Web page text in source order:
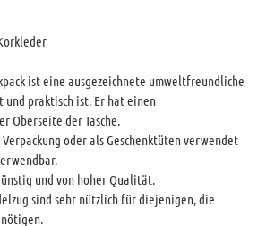
ist eine ausgezeichnete umweltfreundliche
und praktisch ist. Er hat einen
Oberseite der Tasche.
Verpackung oder als Geschenktüten verwendet
und von hoher Qualität.
sind sehr nützlich für diejenigen, die